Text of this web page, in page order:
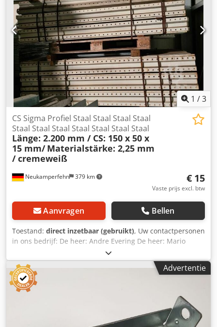
1 /3
Neukamperfehn 379 km
CS Sigma Profiel Staal Staal Staal Staal
Staal Staal Staal Staal Staal Staal Staal
Länge: 2.200 mm / CS: 150 x 50 x
15 mm/ Materialstärke: 2,25 mm
/ cremeweiß
€ 15
Vaste prijs excl. btw
Aanvragen Bellen
Toestand: direct inzetbaar (gebruikt), Uw contactpersonen
in ons bedrijf: De heer: Andre Evering De heer: Mario
Klöver De heer: Falk Deutsch De heer: Simon Blank Wij
bieden u hier een tweedehands CS Sigma-profiel te koop
aan. De aangegeven prijs verwijst naar een prijs per stuk.
Inbegrepen in de levering is: 01x CS Sigma profiel, gebruikt
materiaalkleur: crèmewit profiellengte: ca. 2.200 mm CS-
profiel dim.: ca. 150 x 50 x 15 mm materiaaldikte: ca. 2,25
mm Dwedpfx Aajgfbyzjgsa gewicht / stuks: ca. 10.500 kg De
CS Sigma profielen kunnen worden gebogen, of lichte
Advertentie